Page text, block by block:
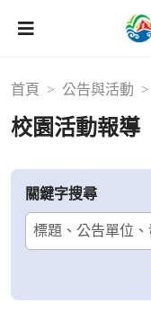
首頁 公告與活動
校園活動報導
關鍵字搜尋